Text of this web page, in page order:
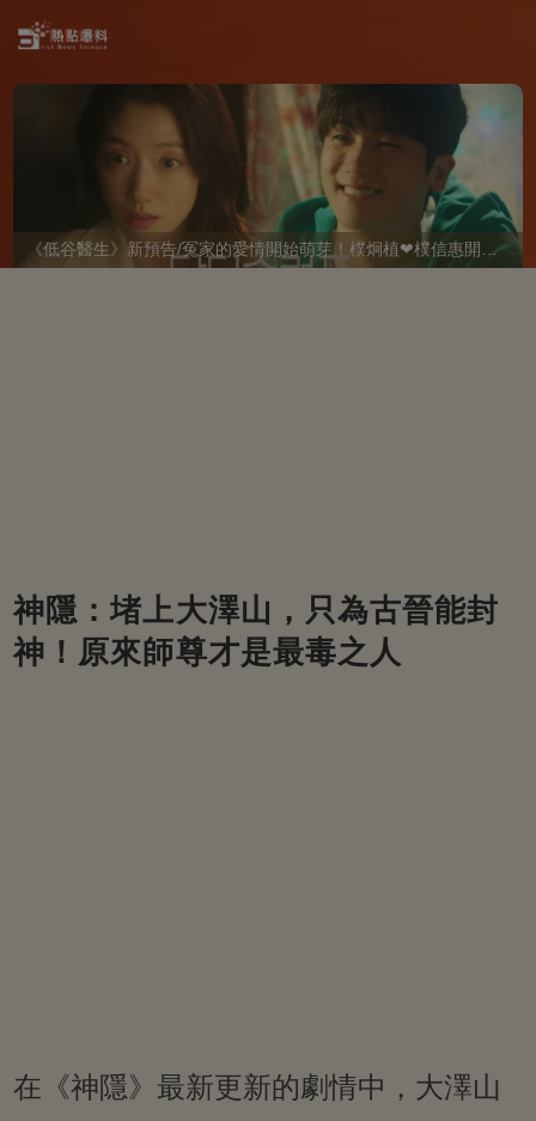
《低谷醫生》新預告/冤家的愛情開始萌芽！樸炯植❤樸信惠開啓「同居生活」互相共鳴、安慰~
神隱：堵上大澤山，只為古晉能封
神！原來師尊才是最毒之人
在《神隱》最新更新的劇情中，大澤山